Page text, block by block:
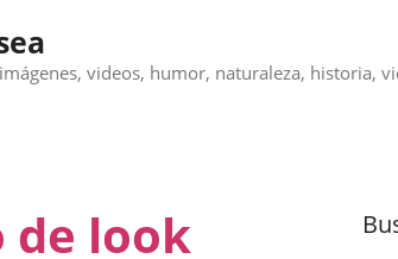
videos, humor, naturaleza, historia,
de look